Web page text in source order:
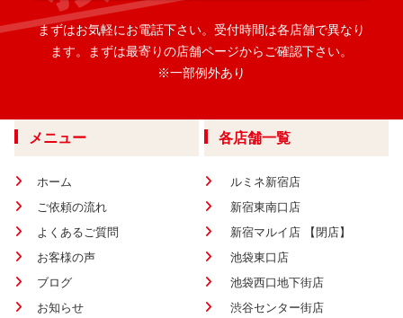
まずはお気軽にお電話下さい。 受付時間は各店舗で異なり
ます。
まずは最寄りの店舗ページからご確認下さい。
※一部例外あり
メニュー
ホーム
ご依頼の流れ
よくあるご質問
お客様の声
ブログ
お知らせ
各店舗一覧
ルミネ新宿店
新宿東南口店
新宿マルイ店 【閉店】
池袋東口店
池袋西口地下街店
渋谷センター街店